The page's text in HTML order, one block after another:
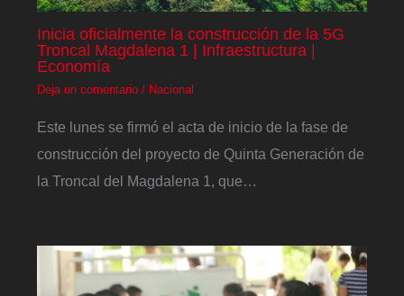
Inicia oficialmente la construcción de la 5G
Troncal Magdalena 1 | Infraestructura |
Economía
Deja un comentario / Nacional
Este lunes se firmó el acta de inicio de la fase de
construcción del proyecto de Quinta Generación de
la Troncal del Magdalena 1, que…